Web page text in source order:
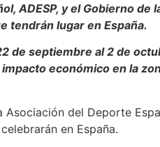
ADESP, y el Gobierno
tendrán lugar en España.
de septiembre al 2 de
económico en la
Asociación del Deporte
en España.